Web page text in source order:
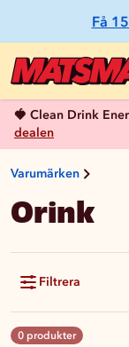
Få
🍓 Clean Drink
dealen
Varumärken
Orink
Filtrera
0 produkter